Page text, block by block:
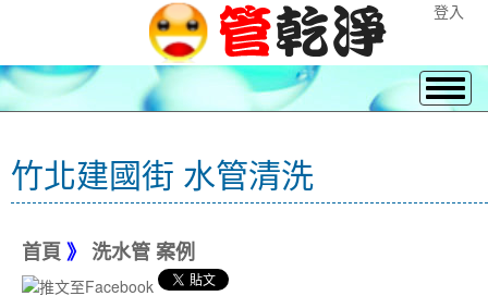
登入
竹北建國街 水管清洗
首頁 》 洗水管 案例